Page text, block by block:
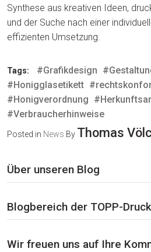
Synthese aus kreativen Ideen,
und der Suche nach einer
effizienten Umsetzung.
Tags: #Grafikdesign
#Honigglasetikett
#Honigverordnung
#Verbraucherhinweise
Posted in News By Thomas
Über unseren Blog
Blogbereich der TOPP-
Wir freuen uns auf Ihre